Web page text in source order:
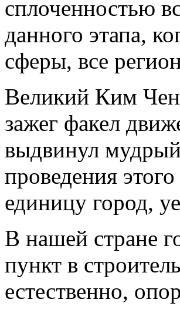
сплоченностью
данного этапа,
сферы, все
Великий Ким
зажег факел
выдвинул
проведения
единицу город,
В нашей стране
пункт в
естественно,